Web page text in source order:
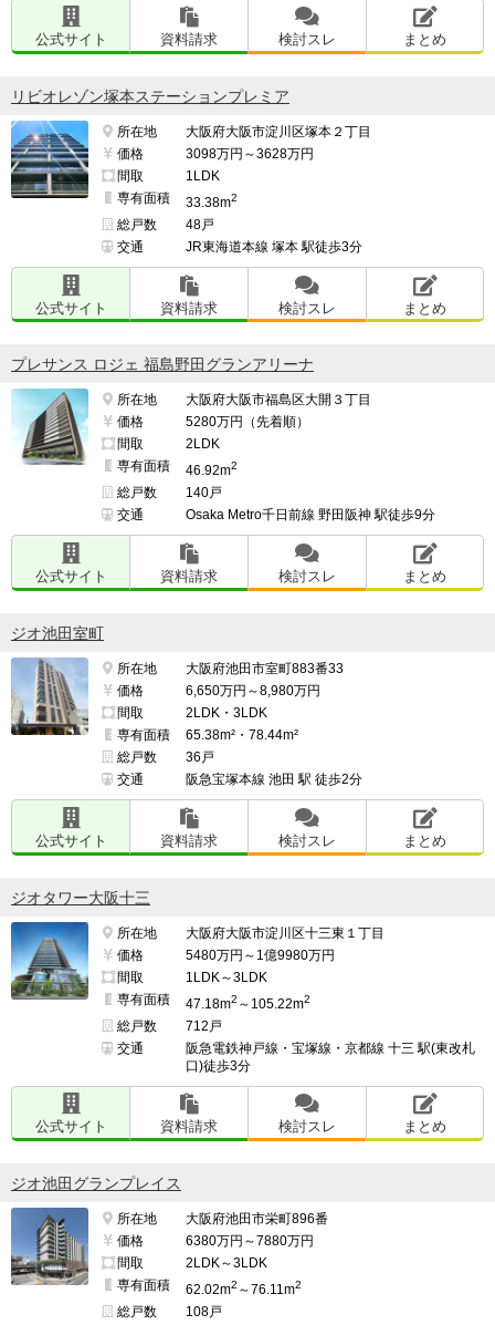
公式サイト 資料請求 検討スレ まとめ
リビオレゾン塚本ステーションプレミア
所在地
大阪府大阪市淀川区塚本２丁目
価格
3098万円～3628万円
間取
1LDK
専有面積
33.38m2
総戸数
48戸
交通
JR東海道本線 塚本 駅徒歩3分
公式サイト 資料請求 検討スレ まとめ
プレサンス ロジェ 福島野田グランアリーナ
所在地
大阪府大阪市福島区大開３丁目
価格
5280万円（先着順）
間取
2LDK
専有面積
46.92m2
総戸数
140戸
交通
Osaka Metro千日前線 野田阪神 駅徒歩9分
公式サイト 資料請求 検討スレ まとめ
ジオ池田室町
所在地
大阪府池田市室町883番33
価格
6,650万円～8,980万円
間取
2LDK・3LDK
専有面積
65.38m²・78.44m²
総戸数
36戸
交通
阪急宝塚本線 池田 駅 徒歩2分
公式サイト 資料請求 検討スレ まとめ
ジオタワー大阪十三
所在地
大阪府大阪市淀川区十三東１丁目
価格
5480万円～1億9980万円
間取
1LDK～3LDK
専有面積
47.18m2 ～105.22m2
総戸数
712戸
交通
阪急電鉄神戸線・宝塚線・京都線 十三 駅(東改札
口)徒歩3分
公式サイト 資料請求 検討スレ まとめ
ジオ池田グランプレイス
所在地
大阪府池田市栄町896番
価格
6380万円～7880万円
間取
2LDK～3LDK
専有面積
62.02m2 ～76.11m2
総戸数
108戸